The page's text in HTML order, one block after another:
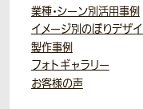
業種・シーン別活用事例
イメージ別のぼりデザ
製作事例
フォトギャラリー
お客様の声